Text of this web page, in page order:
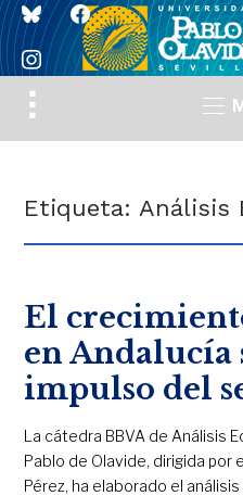
blueskyfacebook
instagram
Toggle
sidebar
Etiqueta:Análisis
El
en Andalucía
impulso del
La cátedra BBVA de Análisis
Pablo de Olavide, dirigida por
Pérez, ha elaborado el